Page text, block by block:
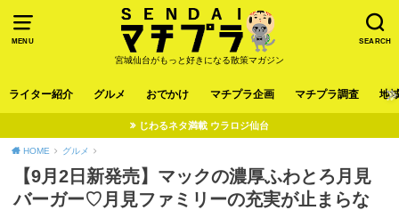
MENU SEARCH
宮城仙台がもっと好きになる散策マガジン
ライター紹介 グルメ おでかけ マチプラ企画 マチプラ調査 地
じわるネタ満載 ウラロジ仙台
HOME グルメ
【9月2日新発売】マックの濃厚ふわとろ月見
バーガー♡月見ファミリーの充実が止まらな